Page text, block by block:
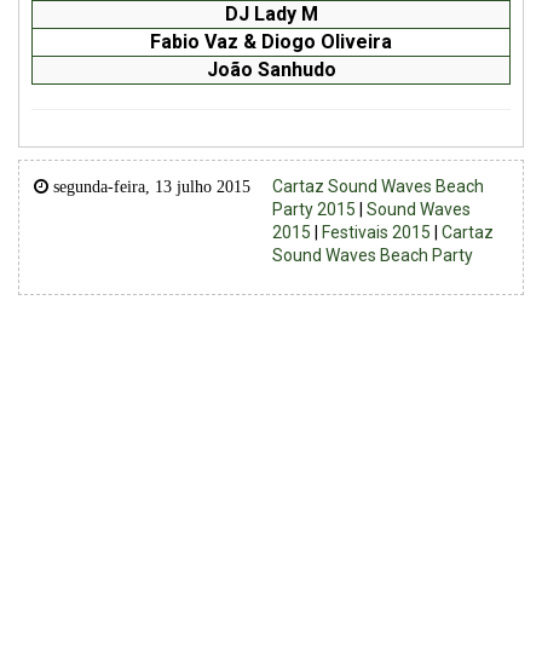
DJ Lady M
Fabio Vaz & Diogo Oliveira
João Sanhudo
segunda-feira, 13 julho 2015
Cartaz Sound Waves Beach
Party 2015 |Sound Waves
2015
Festivais 2015 |Cartaz
Sound Waves Beach Party